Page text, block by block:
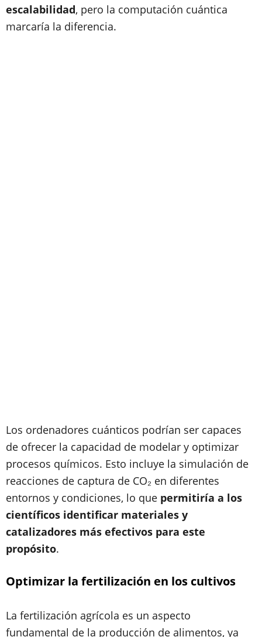
escalabilidad, pero la computación cuántica
marcaría la diferencia.
Los ordenadores cuánticos podrían ser capaces
de ofrecer la capacidad de modelar y optimizar
procesos químicos. Esto incluye la simulación de
reacciones de captura de CO₂ en diferentes
entornos y condiciones, lo que permitiría a los
científicos identificar materiales y
catalizadores más efectivos para este
propósito.
Optimizar la fertilización en los cultivos
La fertilización agrícola es un aspecto
fundamental de la producción de alimentos, ya